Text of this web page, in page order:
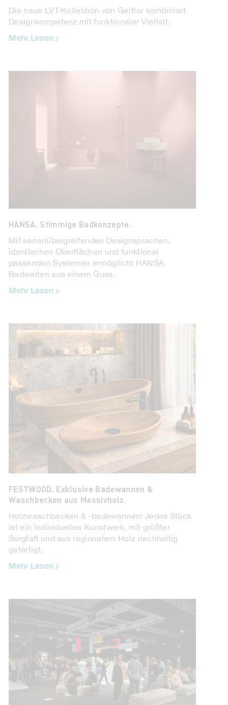
Die neue LVT-Kollektion von Gerflor kombiniert
Designkompetenz mit funktionaler Vielfalt.
Mehr Lesen
HANSA. Stimmige Badkonzepte.
Mit serienübergreifenden Designsprachen,
identischen Oberflächen und funktional
passenden Systemen ermöglicht HANSA
Badwelten aus einem Guss.
Mehr Lesen
FESTWOOD. Exklusive Badewannen &
Waschbecken aus Massivholz.
Holzwaschbecken & -badewannen: Jedes Stück
ist ein individuelles Kunstwerk, mit größter
Sorgfalt und aus regionalem Holz nachhaltig
gefertigt.
Mehr Lesen
setzen Schulen unter Druck - aber der Wechsel
zu berührungslosen Armaturen hilft, die Situation
PROJECT FLOORS. F-SPC COLLECTION.
Die neueste Generation von Bodenbelägen von
PROJECT FLOORS setzt Maßstäbe in Sachen
Funktionalität und Design. Die F-SPC
COLLECTION bietet ...
HANSA. Was in aller Welt sind SMART-
Armaturen!?
Wir wissen, dass „smart“ ein vager Begriff sein
kann. Doch beim Angebot von HANSA liegen die
Vorteile auf der Hand. Auch wenn die